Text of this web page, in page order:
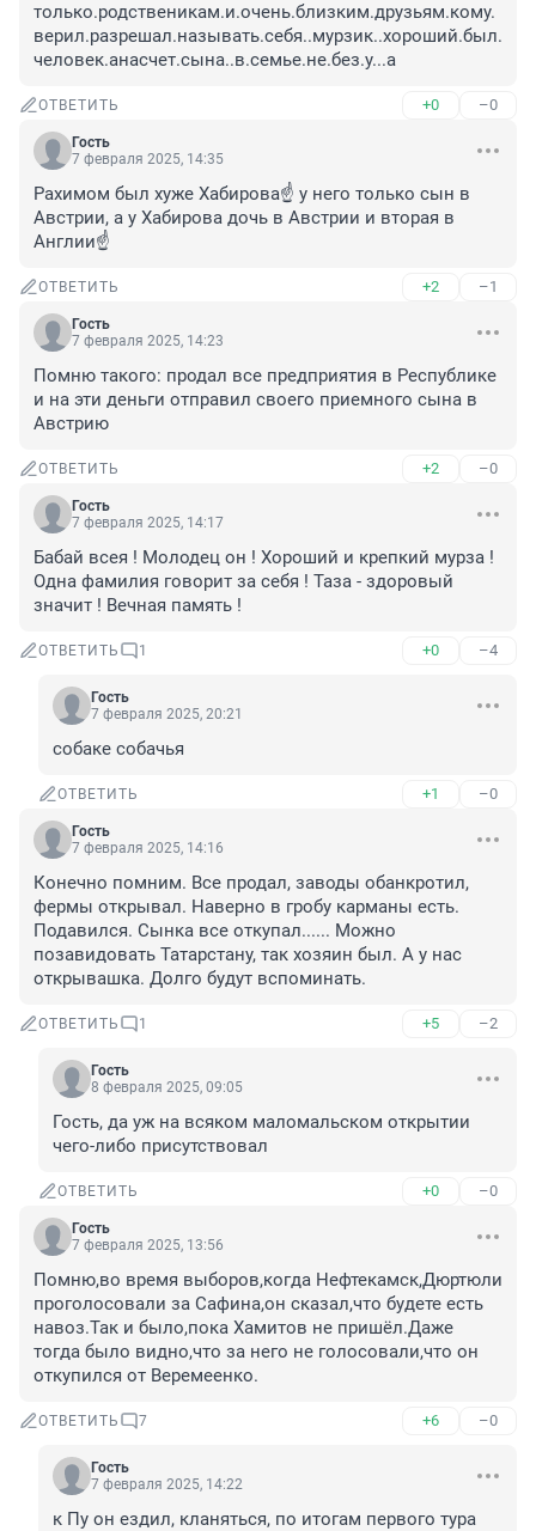
только.родственикам.и.очень.близким.друзьям.кому.
верил.разрешал.называть.себя..мурзик..хороший.был.
человек.анасчет.сына..в.семье.не.без.у...а
ОТВЕТИТЬ +0 –0
Гость
7 февраля 2025, 14:35
Рахимом был хуже Хабирова☝️ у него только сын в
Австрии, а у Хабирова дочь в Австрии и вторая в
Англии☝️
ОТВЕТИТЬ +2 –1
Гость
7 февраля 2025, 14:23
Помню такого: продал все предприятия в Республике
и на эти деньги отправил своего приемного сына в
Австрию
ОТВЕТИТЬ +2 –0
Гость
7 февраля 2025, 14:17
Бабай всея ! Молодец он ! Хороший и крепкий мурза !
Одна фамилия говорит за себя ! Таза - здоровый
значит ! Вечная память !
ОТВЕТИТЬ 1 +0 –4
Гость
7 февраля 2025, 20:21
собаке собачья
ОТВЕТИТЬ +1 –0
Гость
7 февраля 2025, 14:16
Конечно помним. Все продал, заводы обанкротил,
фермы открывал. Наверно в гробу карманы есть.
Подавился. Сынка все откупал...... Можно
позавидовать Татарстану, так хозяин был. А у нас
открывашка. Долго будут вспоминать.
ОТВЕТИТЬ 1 +5 –2
Гость
8 февраля 2025, 09:05
Гость, да уж на всяком маломальском открытии
чего-либо присутствовал
ОТВЕТИТЬ +0 –0
Гость
7 февраля 2025, 13:56
Помню,во время выборов,когда Нефтекамск,Дюртюли
проголосовали за Сафина,он сказал,что будете есть
навоз.Так и было,пока Хамитов не пришёл.Даже
тогда было видно,что за него не голосовали,что он
откупился от Веремеенко.
ОТВЕТИТЬ 7 +6 –0
Гость
7 февраля 2025, 14:22
к Пу он ездил, кланяться, по итогам первого тура